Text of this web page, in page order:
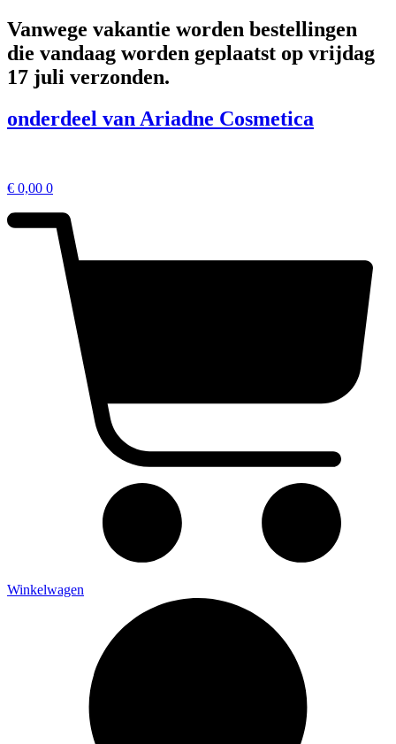
Ga
naar
de
inhoud
Vanwege vakantie worden bestellingen
die vandaag worden geplaatst op vrijdag
17 juli verzonden.
onderdeel van Ariadne Cosmetica
€ 0,00 0
Winkelwagen